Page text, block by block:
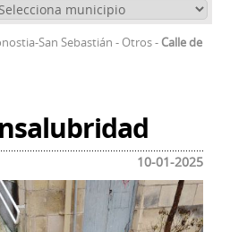
San Sebastián - Otros- Calle de
10-01-2025